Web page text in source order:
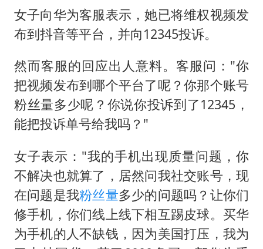
女子向华为客服表示，她已将维权视频发
布到抖音等平台，并向12345投诉。
然而客服的回应出人意料。客服问："你
把视频发布到哪个平台了呢？你那个账号
粉丝量多少呢？你说你投诉到了12345，
能把投诉单号给我吗？"
女子表示："我的手机出现质量问题，你
不解决也就算了，居然问我社交账号，现
在问题是我粉丝量多少的问题吗？让你们
修手机，你们线上线下相互踢皮球。买华
为手机的人不缺钱，因为美国打压，我为